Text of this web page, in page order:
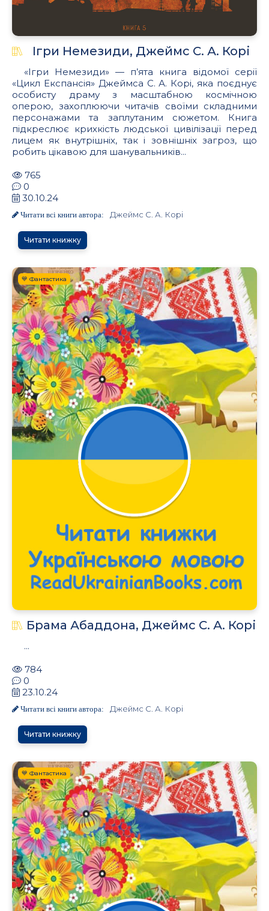
Ігри Немезиди, Джеймс С. А. Корі
«Ігри Немезиди» — п’ята книга відомої серії
«Цикл Експансія» Джеймса С. А. Корі, яка поєднує
особисту драму з масштабною космічною
оперою, захоплюючи читачів своїми складними
персонажами та заплутаним сюжетом. Книга
підкреслює крихкість людської цивілізації перед
лицем як внутрішніх, так і зовнішніх загроз, що
робить цікавою для шанувальників...
765
0
30.10.24
Читати всі книги автора: Джеймс С. А. Корі
Читати книжку
💙 Фантастика
Брама Абаддона, Джеймс С. А. Корі
...
784
0
23.10.24
Читати всі книги автора: Джеймс С. А. Корі
Читати книжку
💙 Фантастика